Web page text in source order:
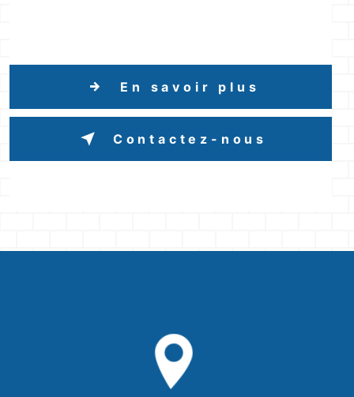
En savoir plus
Contactez-nous